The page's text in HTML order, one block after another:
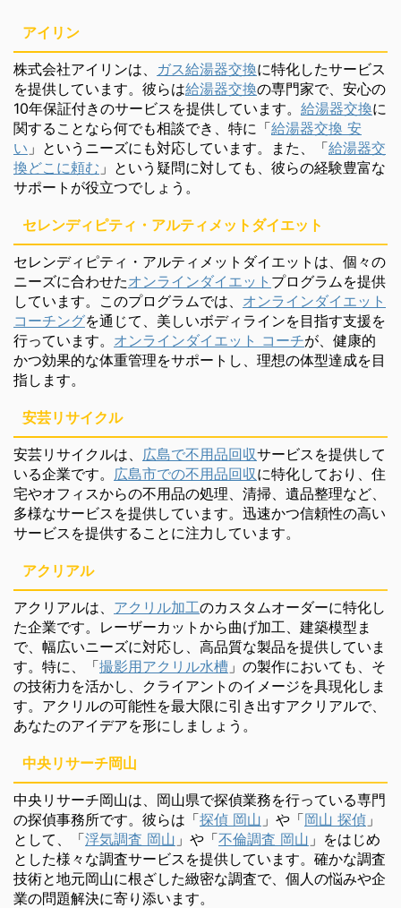
アイリン
株式会社アイリンは、 ガス給湯器交換に特化したサービス
を提供しています。彼らは給湯器交換の専門家で、安心の
10年保証付きのサービスを提供しています。 給湯器交換に
関することなら何でも相談でき、特に「給湯器交換 安
い 」というニーズにも対応しています。また、「給湯器交
換どこに頼む 」という疑問に対しても、彼らの経験豊富な
サポートが役立つでしょう。
セレンディピティ・アルティメットダイエット
セレンディピティ・アルティメットダイエットは、個々の
ニーズに合わせたオンラインダイエット プログラムを提供
しています。このプログラムでは、 オンラインダイエット
コーチングを通じて、美しいボディラインを目指す支援を
行っています。 オンラインダイエット コーチが、健康的
かつ効果的な体重管理をサポートし、理想の体型達成を目
指します。
安芸リサイクル
安芸リサイクルは、 広島で不用品回収サービスを提供して
いる企業です。 広島市での不用品回収に特化しており、住
宅やオフィスからの不用品の処理、清掃、遺品整理など、
多様なサービスを提供しています。迅速かつ信頼性の高い
サービスを提供することに注力しています。
アクリアル
アクリアルは、 アクリル加工のカスタムオーダーに特化し
た企業です。レーザーカットから曲げ加工、建築模型ま
で、幅広いニーズに対応し、高品質な製品を提供していま
す。特に、「撮影用アクリル水槽 」の製作においても、そ
の技術力を活かし、クライアントのイメージを具現化しま
す。アクリルの可能性を最大限に引き出すアクリアルで、
あなたのアイデアを形にしましょう。
中央リサーチ岡山
中央リサーチ岡山は、岡山県で探偵業務を行っている専門
の探偵事務所です。彼らは「探偵 岡山 」や「岡山 探偵 」
として、「浮気調査 岡山 」や「不倫調査 岡山 」をはじめ
とした様々な調査サービスを提供しています。確かな調査
技術と地元岡山に根ざした緻密な調査で、個人の悩みや企
業の問題解決に寄り添います。